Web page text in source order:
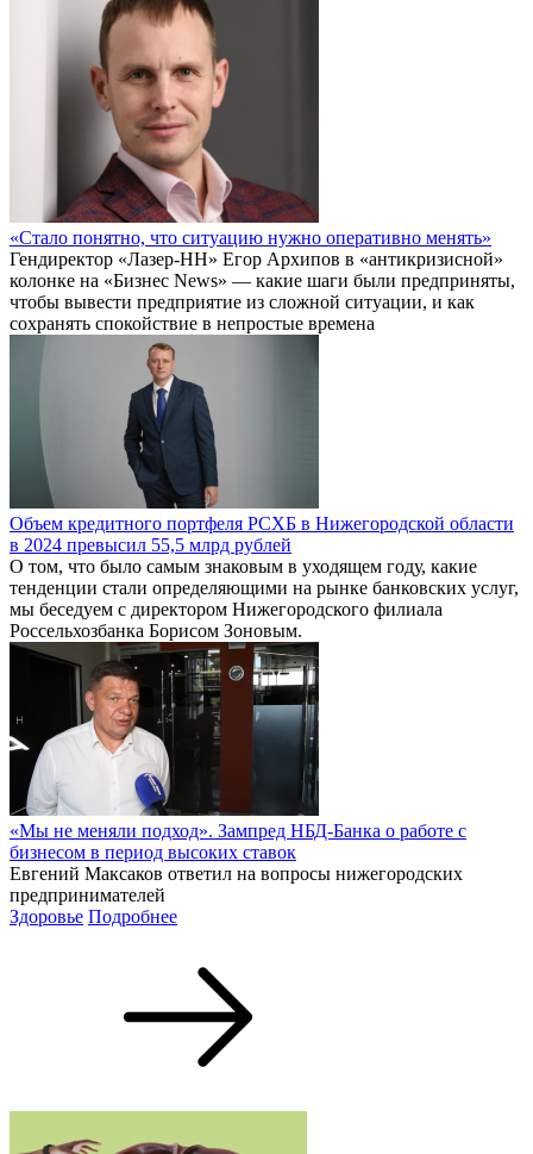
«Стало понятно, что ситуацию нужно оперативно менять»
Гендиректор «Лазер-НН» Егор Архипов в «антикризисной»
колонке на «Бизнес News» — какие шаги были предприняты,
чтобы вывести предприятие из сложной ситуации, и как
сохранять спокойствие в непростые времена
Объем кредитного портфеля РСХБ в Нижегородской области
в 2024 превысил 55,5 млрд рублей
О том, что было самым знаковым в уходящем году, какие
тенденции стали определяющими на рынке банковских услуг,
мы беседуем с директором Нижегородского филиала
Россельхозбанка Борисом Зоновым.
«Мы не меняли подход». Зампред НБД-Банка о работе с
бизнесом в период высоких ставок
Евгений Максаков ответил на вопросы нижегородских
предпринимателей
Здоровье Подробнее